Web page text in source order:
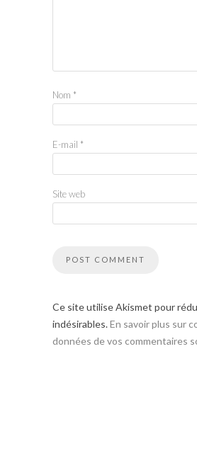
Nom *
E-mail *
Site web
Ce site utilise Akismet pour
indésirables.En savoir plus sur
données de vos commentaires